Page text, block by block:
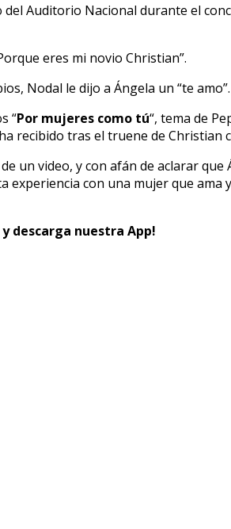
Auditorio Nacional durante el
eres mi novio Christian”.
Nodal le dijo a Ángela un “te amo”.
“Por mujeres como tú“, tema de
recibido tras el truene de Christian
un video, y con afán de aclarar
con una mujer que
descarga nuestra App!